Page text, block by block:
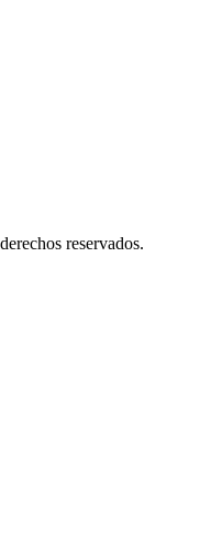
reservados.